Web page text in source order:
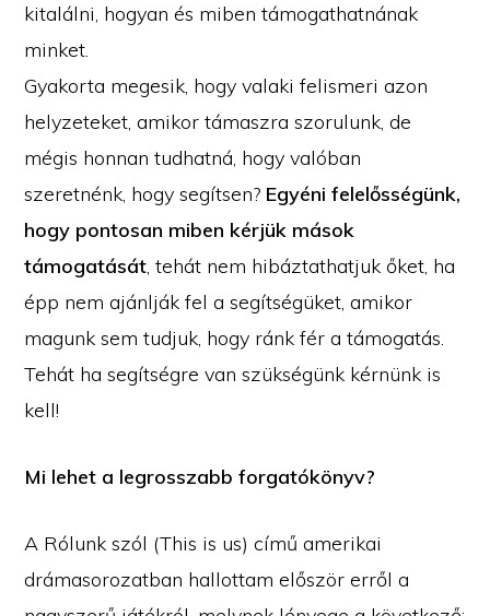
kitalálni, hogyan és miben támogathatnának
minket.
Gyakorta megesik, hogy valaki felismeri azon
helyzeteket, amikor támaszra szorulunk, de
mégis honnan tudhatná, hogy valóban
szeretnénk, hogy segítsen? Egyéni felelősségünk,
hogy pontosan miben kérjük mások
támogatását, tehát nem hibáztathatjuk őket, ha
épp nem ajánlják fel a segítségüket, amikor
magunk sem tudjuk, hogy ránk fér a támogatás.
Tehát ha segítségre van szükségünk kérnünk is
kell!
Mi lehet a legrosszabb forgatókönyv?
A Rólunk szól (This is us) című amerikai
drámasorozatban hallottam először erről a